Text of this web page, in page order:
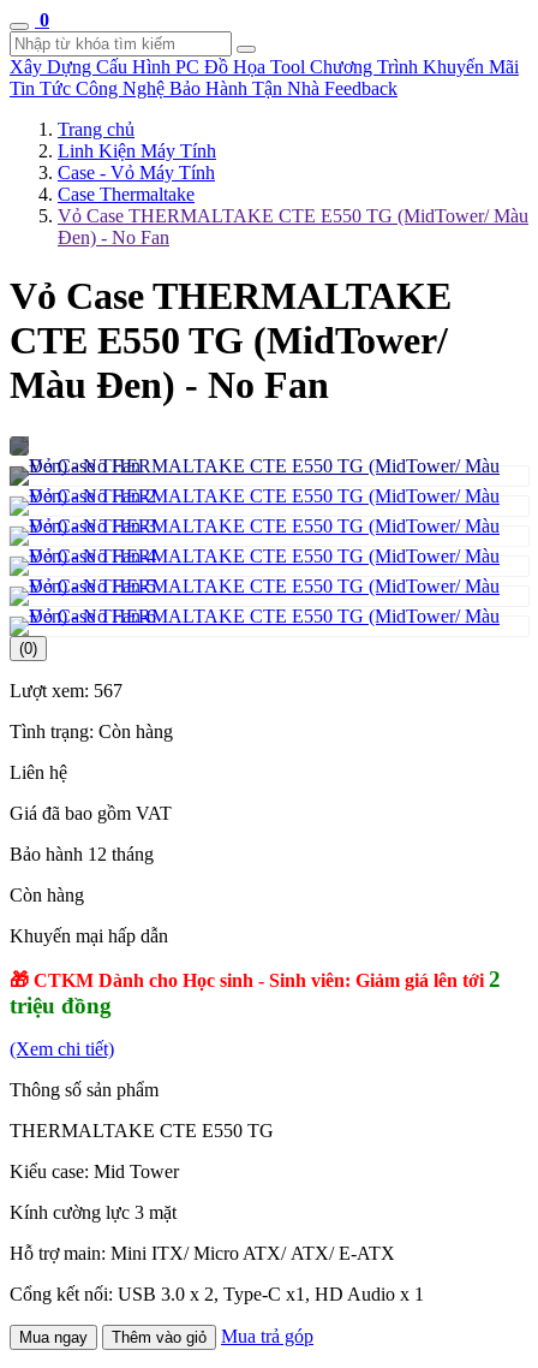
0
Xây Dựng Cấu Hình PC Đồ Họa Tool Chương Trình Khuyến Mãi
Tin Tức Công Nghệ Bảo Hành Tận Nhà Feedback
Trang chủ
Linh Kiện Máy Tính
Case - Vỏ Máy Tính
Case Thermaltake
Vỏ Case THERMALTAKE CTE E550 TG (MidTower/ Màu
Đen) - No Fan
Vỏ Case THERMALTAKE
CTE E550 TG (MidTower/
Màu Đen) - No Fan
(0)
Lượt xem: 567
Tình trạng: Còn hàng
Liên hệ
Giá đã bao gồm VAT
Bảo hành 12 tháng
Còn hàng
Khuyến mại hấp dẫn
🎁 CTKM Dành cho Học sinh - Sinh viên: Giảm giá lên tới 2
triệu đồng
(Xem chi tiết)
Thông số sản phẩm
THERMALTAKE CTE E550 TG
Kiểu case: Mid Tower
Kính cường lực 3 mặt
Hỗ trợ main: Mini ITX/ Micro ATX/ ATX/ E-ATX
Cổng kết nối: USB 3.0 x 2, Type-C x1, HD Audio x 1
Mua ngay Thêm vào giỏ Mua trả góp